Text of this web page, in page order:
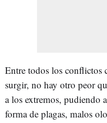
Entre todos los conflictos
surgir, no hay otro peor
a los extremos, pudiendo
forma de plagas, malos